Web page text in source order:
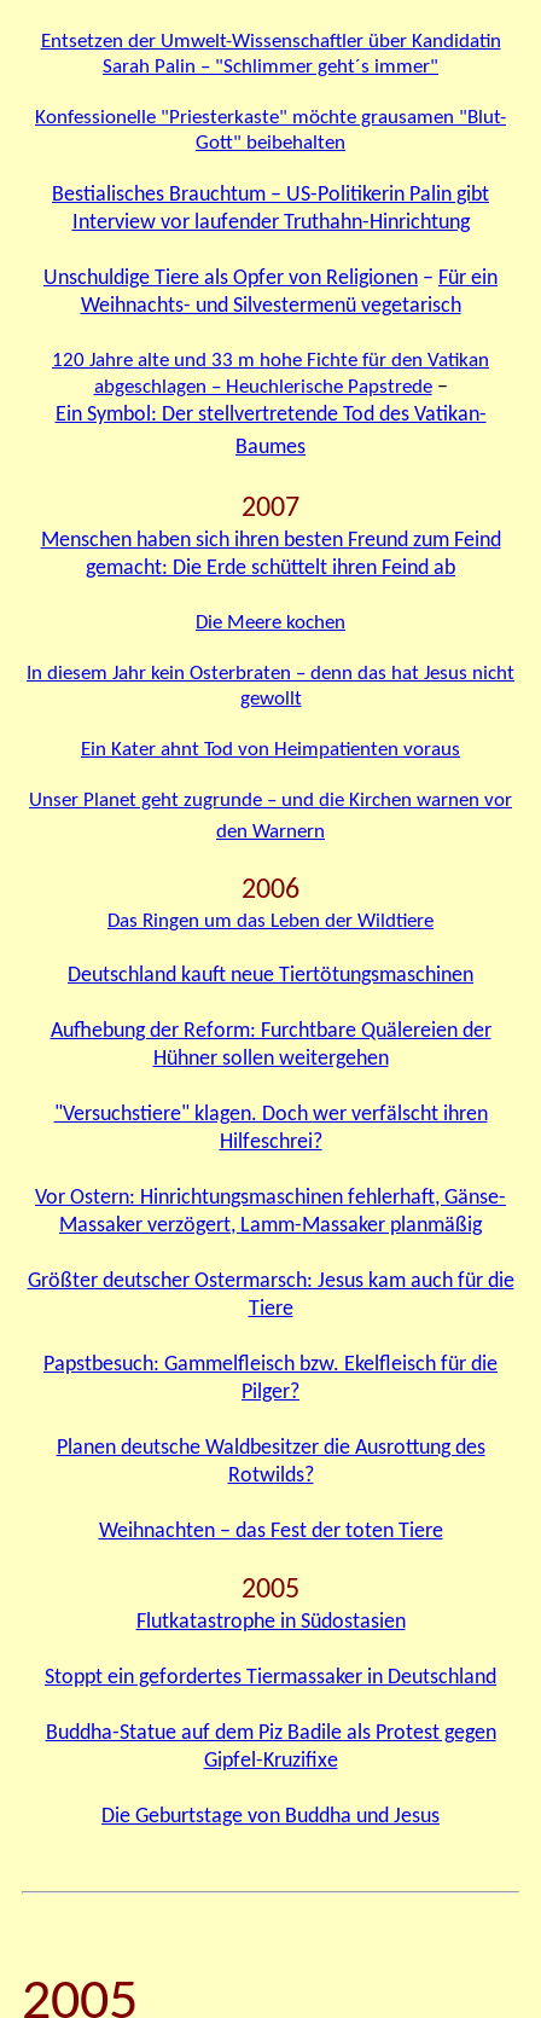
Entsetzen der Umwelt-Wissenschaftler über Kandidatin
Sarah Palin – "Schlimmer geht´s immer"
Konfessionelle "Priesterkaste" möchte grausamen "Blut-
Gott" beibehalten
Bestialisches Brauchtum – US-Politikerin Palin gibt
Interview vor laufender Truthahn-Hinrichtung
Unschuldige Tiere als Opfer von Religionen – Für ein
Weihnachts- und Silvestermenü vegetarisch
120 Jahre alte und 33 m hohe Fichte für den Vatikan
abgeschlagen – Heuchlerische Papstrede–
Ein Symbol: Der stellvertretende Tod des Vatikan-
Baumes
2007
Menschen haben sich ihren besten Freund zum Feind
gemacht: Die Erde schüttelt ihren Feind ab
Die Meere kochen
In diesem Jahr kein Osterbraten – denn das hat Jesus nicht
gewollt
Ein Kater ahnt Tod von Heimpatienten voraus
Unser Planet geht zugrunde – und die Kirchen warnen vor
den Warnern
2006
Das Ringen um das Leben der Wildtiere
Deutschland kauft neue Tiertötungsmaschinen
Aufhebung der Reform: Furchtbare Quälereien der
Hühner sollen weitergehen
"Versuchstiere" klagen. Doch wer verfälscht ihren
Hilfeschrei?
Vor Ostern: Hinrichtungsmaschinen fehlerhaft, Gänse-
Massaker verzögert, Lamm-Massaker planmäßig
Größter deutscher Ostermarsch: Jesus kam auch für die
Tiere
Papstbesuch: Gammelfleisch bzw. Ekelfleisch für die
Pilger?
Planen deutsche Waldbesitzer die Ausrottung des
Rotwilds?
Weihnachten – das Fest der toten Tiere
2005
Flutkatastrophe in Südostasien
Stoppt ein gefordertes Tiermassaker in Deutschland
Buddha-Statue auf dem Piz Badile als Protest gegen
Gipfel-Kruzifixe
Die Geburtstage von Buddha und Jesus
2005